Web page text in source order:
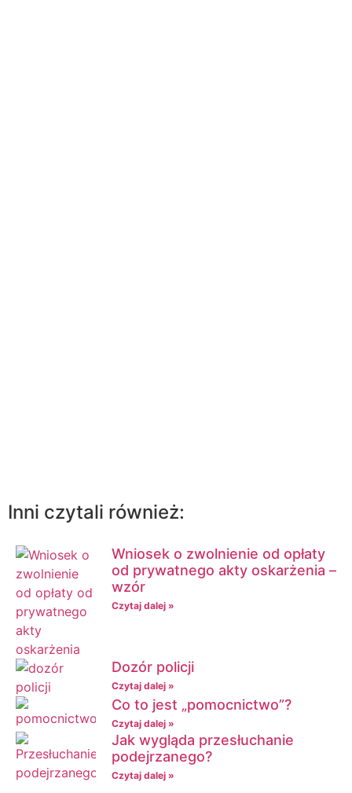
Inni czytali również:
Wniosek o zwolnienie od opłaty
od prywatnego akty oskarżenia –
wzór
Czytaj dalej »
Dozór policji
Czytaj dalej »
Co to jest „pomocnictwo”?
Czytaj dalej »
Jak wygląda przesłuchanie
podejrzanego?
Czytaj dalej »